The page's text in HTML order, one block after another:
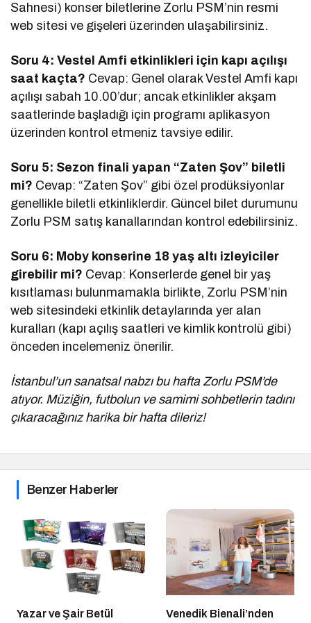
Sahnesi) konser biletlerine Zorlu PSM’nin resmi
web sitesi ve gişeleri üzerinden ulaşabilirsiniz.
Soru 4: Vestel Amfi etkinlikleri için kapı açılışı
saat kaçta? Cevap: Genel olarak Vestel Amfi kapı
açılışı sabah 10.00’dur; ancak etkinlikler akşam
saatlerinde başladığı için programı aplikasyon
üzerinden kontrol etmeniz tavsiye edilir.
Soru 5: Sezon finali yapan “Zaten Şov” biletli
mi? Cevap: “Zaten Şov” gibi özel prodüksiyonlar
genellikle biletli etkinliklerdir. Güncel bilet durumunu
Zorlu PSM satış kanallarından kontrol edebilirsiniz.
Soru 6: Moby konserine 18 yaş altı izleyiciler
girebilir mi? Cevap: Konserlerde genel bir yaş
kısıtlaması bulunmamakla birlikte, Zorlu PSM’nin
web sitesindeki etkinlik detaylarında yer alan
kuralları (kapı açılış saatleri ve kimlik kontrolü gibi)
önceden incelemeniz önerilir.
İstanbul’un sanatsal nabzı bu hafta Zorlu PSM’de
atıyor. Müziğin, futbolun ve samimi sohbetlerin tadını
çıkaracağınız harika bir hafta dileriz!
Benzer Haberler
Yazar ve Şair Betül
Venedik Bienali’nden